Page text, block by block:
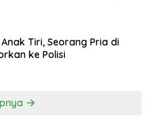
Tiri, Seorang Pria di
ke Polisi